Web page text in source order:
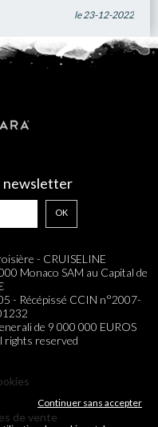
Continuer sans accepter
le 23-12-2022
newsletter
OK
- CRUISELINE
Monaco SAM au Capital de
- Récépissé CCIN n°2007-
de 9 000 000 EUROS
rights reserved
de vente